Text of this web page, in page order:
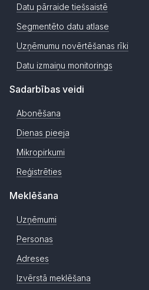
Datu pārraide tiešsaistē
Segmentēto datu atlase
Uzņēmumu novērtēšanas rīki
Datu izmaiņu monitorings
Sadarbības veidi
Abonēšana
Dienas pieeja
Mikropirkumi
Reģistrēties
Meklēšana
Uzņēmumi
Personas
Adreses
Izvērstā meklēšana